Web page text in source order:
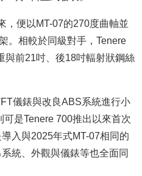
，便以MT-07的270度曲軸並
。相較於同級對手，Tenere
與前21吋、後18吋輻射狀鋼絲
儀錶與改良ABS系統進行小
是Tenere 700推出以來首次
入與2025年式MT-07相同的
統、外觀與儀錶等也全面同